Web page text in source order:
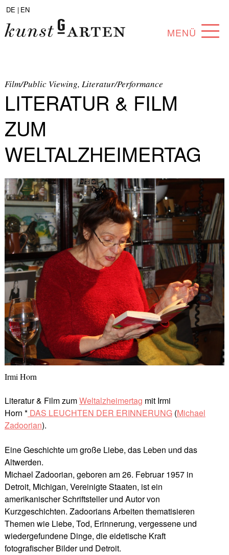
DE | EN
MENÜ
ABOUT
SAMMLUNG
PARTNER*INNEN
ANGEBOTE
Film/Public Viewing, Literatur/Performance
LITERATUR & FILM
ZUM
WELTALZHEIMERTAG
Irmi Horn
Literatur & Film zumWeltalzheimertag mit Irmi
Horn *DAS LEUCHTEN DER ERINNERUNG(Michael
Zadoorian).
Eine Geschichte um große Liebe, das Leben und das
Altwerden.
Michael Zadoorian, geboren am 26. Februar 1957 in
Detroit, Michigan, Vereinigte Staaten, ist ein
amerikanischer Schriftsteller und Autor von
Kurzgeschichten. Zadoorians Arbeiten thematisieren
Themen wie Liebe, Tod, Erinnerung, vergessene und
wiedergefundene Dinge, die eidetische Kraft
fotografischer Bilder und Detroit.